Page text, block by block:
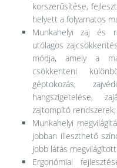
korszerűsítése,
helyett a folyamatos
Munkahelyi zaj és
utólagos
módja, amely a
csökkenteni
géptokozás,
hangszigetelése,
zajtompító rendszerek;
Munkahelyi
jobban illeszthető
jobb látás
Ergonómiai